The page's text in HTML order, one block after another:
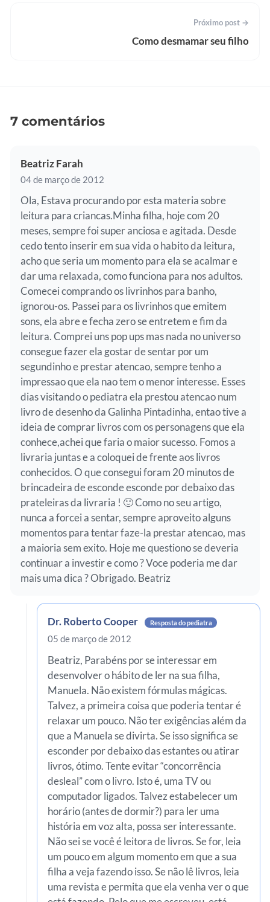
Próximo post →
Como desmamar seu filho
7 comentários
Beatriz Farah
04 de março de 2012
Ola, Estava procurando por esta materia sobre
leitura para criancas.Minha filha, hoje com 20
meses, sempre foi super anciosa e agitada. Desde
cedo tento inserir em sua vida o habito da leitura,
acho que seria um momento para ela se acalmar e
dar uma relaxada, como funciona para nos adultos.
Comecei comprando os livrinhos para banho,
ignorou-os. Passei para os livrinhos que emitem
sons, ela abre e fecha zero se entretem e fim da
leitura. Comprei uns pop ups mas nada no universo
consegue fazer ela gostar de sentar por um
segundinho e prestar atencao, sempre tenho a
impressao que ela nao tem o menor interesse. Esses
dias visitando o pediatra ela prestou atencao num
livro de desenho da Galinha Pintadinha, entao tive a
ideia de comprar livros com os personagens que ela
conhece,achei que faria o maior sucesso. Fomos a
livraria juntas e a coloquei de frente aos livros
conhecidos. O que consegui foram 20 minutos de
brincadeira de esconde esconde por debaixo das
prateleiras da livraria ! 🙂 Como no seu artigo,
nunca a forcei a sentar, sempre aproveito alguns
momentos para tentar faze-la prestar atencao, mas
a maioria sem exito. Hoje me questiono se deveria
continuar a investir e como ? Voce poderia me dar
mais uma dica ? Obrigado. Beatriz
Dr. Roberto Cooper Resposta do pediatra
05 de março de 2012
Beatriz, Parabéns por se interessar em
desenvolver o hábito de ler na sua filha,
Manuela. Não existem fórmulas mágicas.
Talvez, a primeira coisa que poderia tentar é
relaxar um pouco. Não ter exigências além da
que a Manuela se divirta. Se isso significa se
esconder por debaixo das estantes ou atirar
livros, ótimo. Tente evitar “concorrência
desleal” com o livro. Isto é, uma TV ou
computador ligados. Talvez estabelecer um
horário (antes de dormir?) para ler uma
história em voz alta, possa ser interessante.
Não sei se você é leitora de livros. Se for, leia
um pouco em algum momento em que a sua
filha a veja fazendo isso. Se não lê livros, leia
uma revista e permita que ela venha ver o que